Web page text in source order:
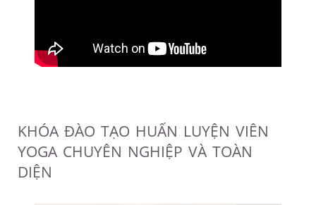
KHÓA ĐÀO TẠO HUẤN LUYỆN VIÊN
YOGA CHUYÊN NGHIỆP VÀ TOÀN
DIỆN